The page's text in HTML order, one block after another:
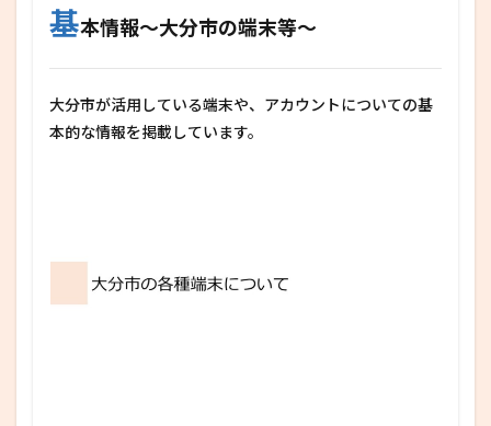
基本情報～大分市の端末等～
大分市が活用している端末や、アカウントについての基
本的な情報を掲載しています。